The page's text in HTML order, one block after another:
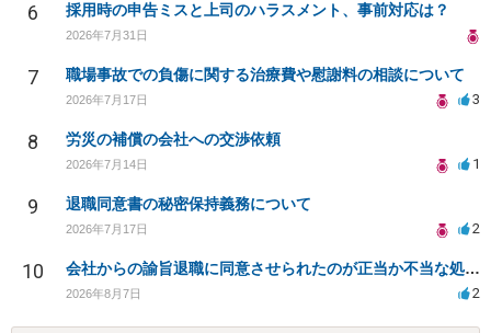
6 採用時の申告ミスと上司のハラスメント、事前対応は？
2026年7月31日
7 職場事故での負傷に関する治療費や慰謝料の相談について
2026年7月17日 3
8 労災の補償の会社への交渉依頼
2026年7月14日 1
9 退職同意書の秘密保持義務について
2026年7月17日 2
10 会社からの諭旨退職に同意させられたのが正当か不当な処分かどうか教えてほしい
2026年8月7日 2